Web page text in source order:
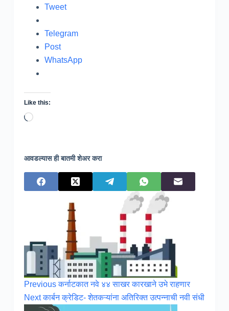
Tweet
Telegram
Post
WhatsApp
Like this:
Loading…
आवडल्यास ही बातमी शेअर करा
Previousकर्नाटकात नवे ४४ साखर कारखाने उभे राहणार
Nextकार्बन क्रेडिट- शेतकऱ्यांना अतिरिक्त उत्पन्नाची नवी संधी